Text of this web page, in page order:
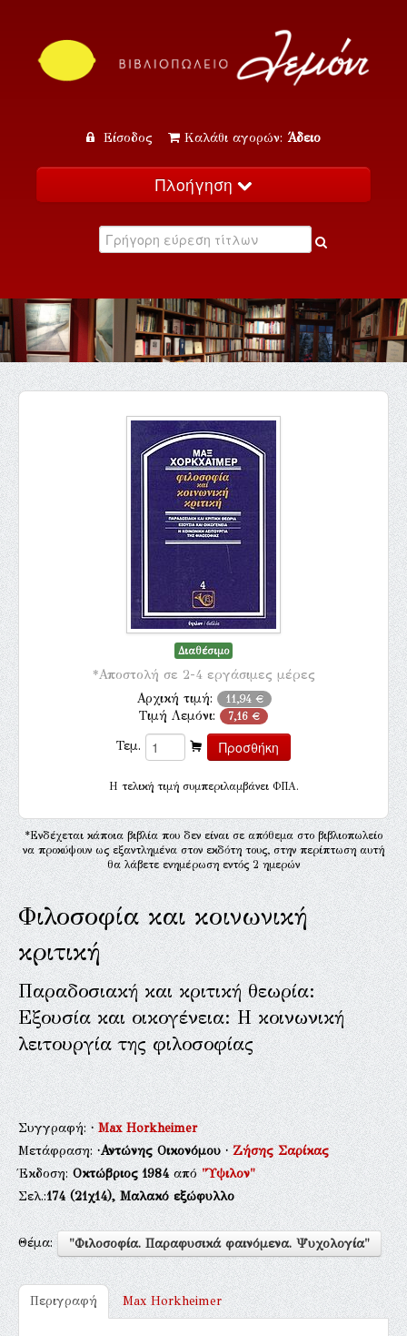
Είσοδος Καλάθι αγορών: Άδειο
Πλοήγηση
Κατάλογος
Εκδηλώσεις
Επικοινωνία
Διαθέσιμο
*Αποστολή σε 2-4 εργάσιμες μέρες
Αρχική τιμή: 11,94 €
Τιμή Λεμόνι: 7,16 €
Τεμ.
H τελική τιμή συμπεριλαμβάνει ΦΠΑ.
*Ενδέχεται κάποια βιβλία που δεν είναι σε απόθεμα στο βιβλιοπωλείο
να προκύψουν ως εξαντλημένα στον εκδότη τους, στην περίπτωση αυτή
θα λάβετε ενημέρωση εντός 2 ημερών
Φιλοσοφία και κοινωνική
κριτική
Παραδοσιακή και κριτική θεωρία:
Εξουσία και οικογένεια: Η κοινωνική
λειτουργία της φιλοσοφίας
Συγγραφή:·Max Horkheimer
Μετάφραση:·Αντώνης Οικονόμου·Ζήσης Σαρίκας
Έκδοση:Οκτώβριος 1984από"Ύψιλον"
Σελ.:174(21χ14), Μαλακό εξώφυλλο
Θέμα: "Φιλοσοφία. Παραφυσικά φαινόμενα. Ψυχολογία"
Περιγραφή Max Horkheimer